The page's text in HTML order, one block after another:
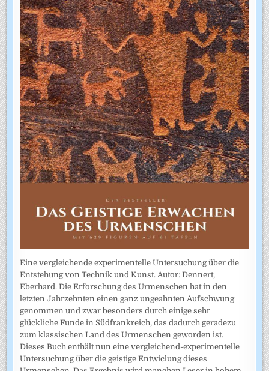
Eine vergleichende experimentelle Untersuchung über die
Entstehung von Technik und Kunst. Autor: Dennert,
Eberhard. Die Erforschung des Urmenschen hat in den
letzten Jahrzehnten einen ganz ungeahnten Aufschwung
genommen und zwar besonders durch einige sehr
glückliche Funde in Südfrankreich, das dadurch geradezu
zum klassischen Land des Urmenschen geworden ist.
Dieses Buch enthält nun eine vergleichend-experimentelle
Untersuchung über die geistige Entwiclung dieses